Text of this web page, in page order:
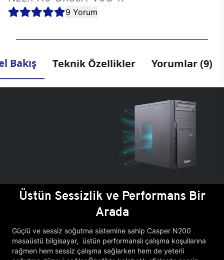
9 Yorum
Bakış Teknik Özellikler Yorumlar (9)
Üstün Sessizlik ve Performans Bir
Arada
Güçlü ve sessiz soğutma sistemine sahip Casper N200
masaüstü bilgisayar, üstün performanslı çalışma koşullarına
rağmen hem sessiz çalışma sağlarken hem de yeterli